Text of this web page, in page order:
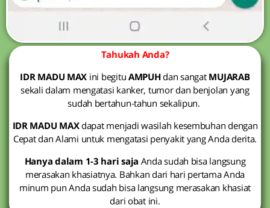
Tahukah Anda?
IDR MADU MAX ini begitu AMPUHdan sangat MUJARAB
sekali dalam mengatasi kanker, tumor dan benjolan yang
sudah bertahun-tahun sekalipun.
IDR MADU MAXdapat menjadi wasilah kesembuhan dengan
Cepat dan Alami untuk mengatasi penyakit yang Anda derita.
Hanya dalam 1-3 hari saja Anda sudah bisa langsung
merasakan khasiatnya. Bahkan dari hari pertama Anda
minum pun Anda sudah bisa langsung merasakan khasiat
dari obat ini.